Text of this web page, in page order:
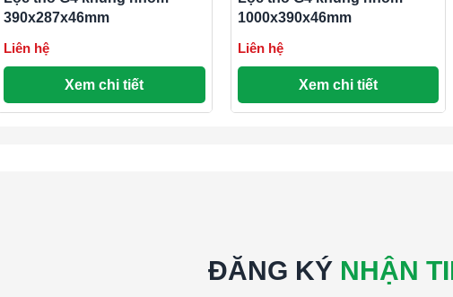
ngành công nghiệp đòi hỏi tiêu chuẩn vệ sinh cao như thực phẩm
và G4:
lọc cao nhất trong các loại lọc thô (G1, G2, G3 và G4), loại bỏ được
cải thiện chất lượng không khí tổng thể trong nhiều ứng dụng
390x287x46mm
Liên hệ
Xem chi tiết
1000x390x46mm
Liên hệ
Xem chi tiết
ĐĂNG KÝ NHẬN